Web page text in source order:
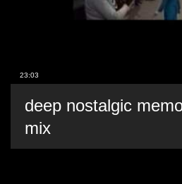
23:03
deep nostalgic
mix